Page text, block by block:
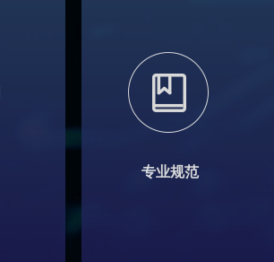
专业规范